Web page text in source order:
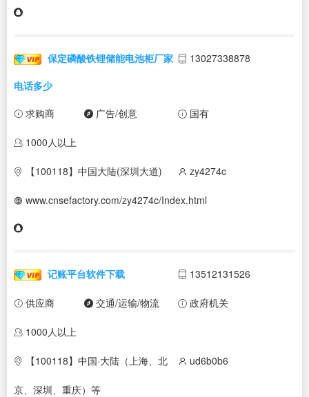
保定磷酸铁锂储能电池柜厂家
电话多少
13027338878
求购商 广告/创意 国有
1000人以上
【100118】中国大陆(深圳大道) zy4274c
www.cnsefactory.com/zy4274c/Index.html
记账平台软件下载 13512131526
供应商 交通/运输/物流 政府机关
1000人以上
【100118】中国·大陆（上海、北
京、深圳、重庆）等
ud6b0b6